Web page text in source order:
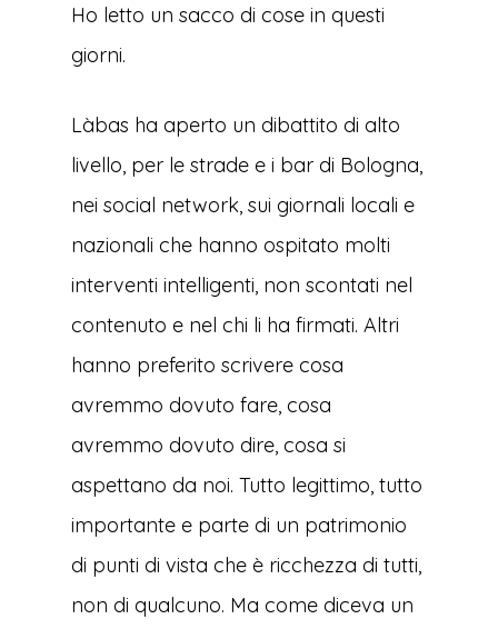
Ho letto un sacco di cose in questi
giorni.
Làbas ha aperto un dibattito di alto
livello, per le strade e i bar di Bologna,
nei social network, sui giornali locali e
nazionali che hanno ospitato molti
interventi intelligenti, non scontati nel
contenuto e nel chi li ha firmati. Altri
hanno preferito scrivere cosa
avremmo dovuto fare, cosa
avremmo dovuto dire, cosa si
aspettano da noi. Tutto legittimo, tutto
importante e parte di un patrimonio
di punti di vista che è ricchezza di tutti,
non di qualcuno. Ma come diceva un